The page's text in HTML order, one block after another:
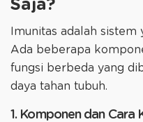
Saja?
Imunitas adalah
Ada beberapa
fungsi berbeda yang
daya tahan tubuh.
1. Komponen dan Cara